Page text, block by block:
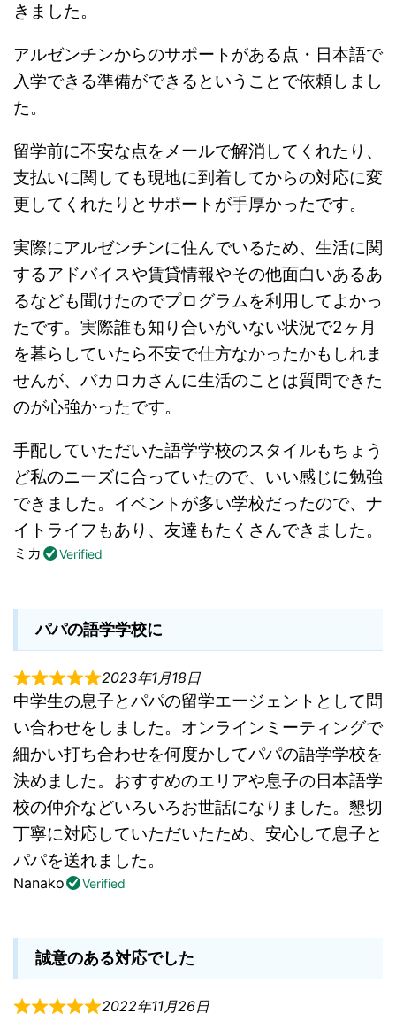
きました。
アルゼンチンからのサポートがある点・日本語で
入学できる準備ができるということで依頼しまし
た。
留学前に不安な点をメールで解消してくれたり、
支払いに関しても現地に到着してからの対応に変
更してくれたりとサポートが手厚かったです。
実際にアルゼンチンに住んでいるため、生活に関
するアドバイスや賃貸情報やその他面白いあるあ
るなども聞けたのでプログラムを利用してよかっ
たです。実際誰も知り合いがいない状況で2ヶ月
を暮らしていたら不安で仕方なかったかもしれま
せんが、バカロカさんに生活のことは質問できた
のが心強かったです。
手配していただいた語学学校のスタイルもちょう
ど私のニーズに合っていたので、いい感じに勉強
できました。イベントが多い学校だったので、ナ
イトライフもあり、友達もたくさんできました。
ミカ Verified
パパの語学学校に
2023年1月18日
中学生の息子とパパの留学エージェントとして問
い合わせをしました。オンラインミーティングで
細かい打ち合わせを何度かしてパパの語学学校を
決めました。おすすめのエリアや息子の日本語学
校の仲介などいろいろお世話になりました。懇切
丁寧に対応していただいたため、安心して息子と
パパを送れました。
Nanako Verified
誠意のある対応でした
2022年11月26日